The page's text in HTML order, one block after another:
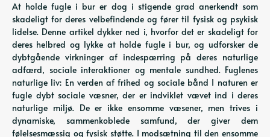
At holde fugle i bur er dog i stigende grad anerkendt som
skadeligt for deres velbefindende og fører til fysisk og psykisk
lidelse. Denne artikel dykker ned i, hvorfor det er skadeligt for
deres helbred og lykke at holde fugle i bur, og udforsker de
dybtgående virkninger af indespærring på deres naturlige
adfærd, sociale interaktioner og mentale sundhed. Fuglenes
naturlige liv: En verden af ​​frihed og sociale bånd I naturen er
fugle dybt sociale væsner, der er indviklet vævet ind i deres
naturlige miljø. De er ikke ensomme væsener, men trives i
dynamiske, sammenkoblede samfund, der giver dem
følelsesmæssig og fysisk støtte. I modsætning til den ensomme